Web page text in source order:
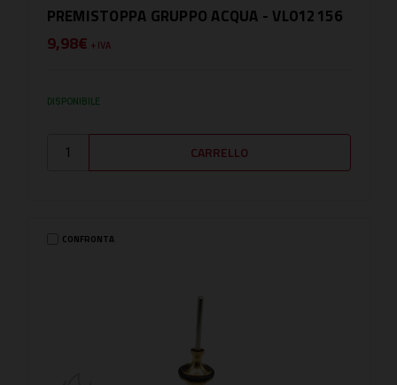
PREMISTOPPA GRUPPO ACQUA - VL012156
9,98€ + IVA
DISPONIBILE
CONFRONTA